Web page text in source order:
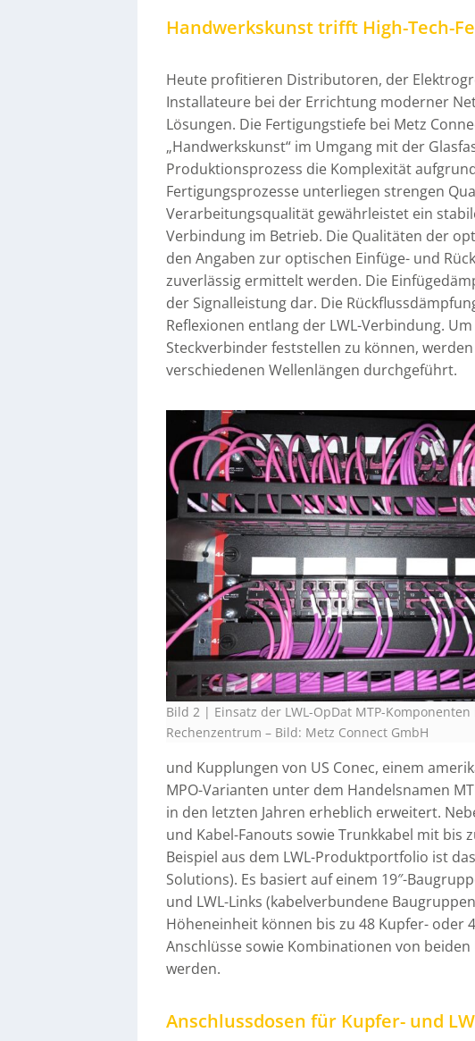
Handwerkskunst trifft High-Tech-
Heute profitieren Distributoren, der
Installateure bei der Errichtung moderner
Lösungen. Die Fertigungstiefe bei Metz
„Handwerkskunst“ im Umgang mit der
Produktionsprozess die Komplexität
Fertigungsprozesse unterliegen strengen
Verarbeitungsqualität gewährleistet ein
Verbindung im Betrieb. Die Qualitäten der
den Angaben zur optischen Einfüge- und
zuverlässig ermittelt werden. Die
der Signalleistung dar. Die
Reflexionen entlang der LWL-Verbindung.
Steckverbinder feststellen zu können,
verschiedenen Wellenlängen durchgeführt.
Bild 2 | Einsatz der LWL-OpDat MTP-
Rechenzentrum – Bild: Metz Connect GmbH
und Kupplungen von US Conec, einem
MPO-Varianten unter dem Handelsnamen
in den letzten Jahren erheblich erweitert.
und Kabel-Fanouts sowie Trunkkabel mit bis
Beispiel aus dem LWL-Produktportfolio ist
Solutions). Es basiert auf einem 19″-
und LWL-Links (kabelverbundene
Höheneinheit können bis zu 48 Kupfer- oder
Anschlüsse sowie Kombinationen von
werden.
Anschlussdosen für Kupfer- und